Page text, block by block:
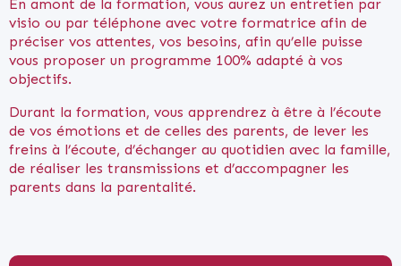
En amont de la formation, vous aurez un entretien par
visio ou par téléphone avec votre formatrice afin de
préciser vos attentes, vos besoins, afin qu’elle puisse
vous proposer un programme 100% adapté à vos
objectifs.
Durant la formation, vous apprendrez à être à l’écoute
de vos émotions et de celles des parents, de lever les
freins à l’écoute, d’échanger au quotidien avec la famille,
de réaliser les transmissions et d’accompagner les
parents dans la parentalité.